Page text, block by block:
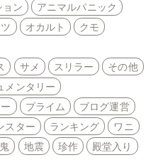
ョン
アニマルパニック
オカルト
クモ
サメ スリラー
その他
メンタリー
プライム
ブログ運営
スター ランキング
ワニ
地震 珍作 殿堂入り